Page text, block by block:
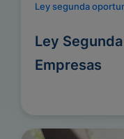
Ley segunda
Ley
Empresas